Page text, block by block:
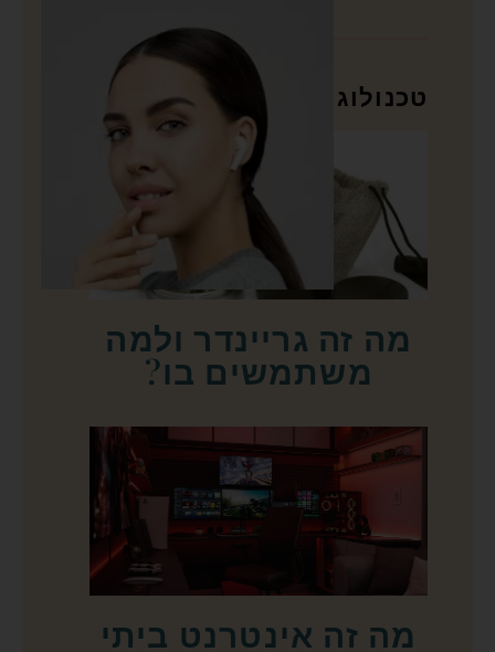
טכנולוגיה
מה זה גריינדר ולמה
משתמשים בו?
מה זה אינטרנט ביתי